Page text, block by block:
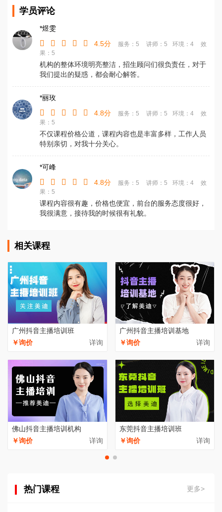
学员评论
*煜雯
4.5分
服务：5 讲师：5 环境：4
效
果：5
机构的整体环境明亮整洁，招生顾问们很负责任，对于
我们提出的疑惑，都会耐心解答。
*丽玫
4.8分
服务：5 讲师：5 环境：4
效
果：5
不仅课程价格公道，课程内容也是丰富多样，工作人员
特别亲切，对我十分关心。
*可峰
4.8分
服务：5 讲师：5 环境：4
效
果：5
课程内容很有趣，价格也便宜，前台的服务态度很好，
我很满意，接待我的时候很有礼貌。
相关课程
广州抖音主播培训班
￥询价
详询
广州抖音主播培训基地
￥询价
详询
佛山抖音主播培训机构
￥询价
详询
东莞抖音主播培训班
￥询价
详询
热门课程 更多>